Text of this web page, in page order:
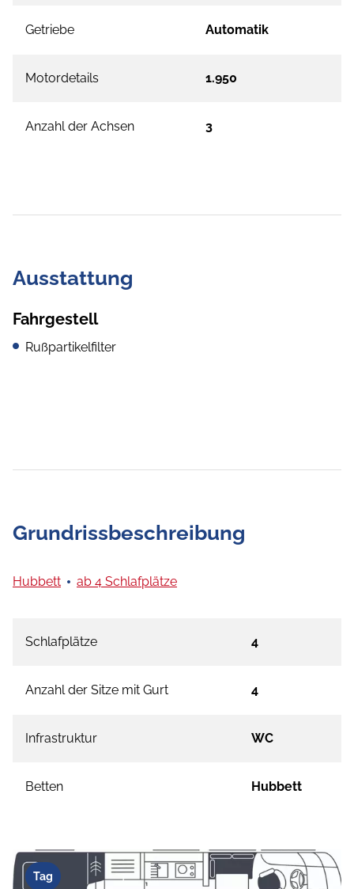
Getriebe Automatik
Motordetails 1.950
Anzahl der Achsen 3
Ausstattung
Fahrgestell
Rußpartikelfilter
Grundrissbeschreibung
Hubbett ab 4 Schlafplätze
Schlafplätze 4
Anzahl der Sitze mit Gurt 4
Infrastruktur WC
Betten Hubbett
Tag